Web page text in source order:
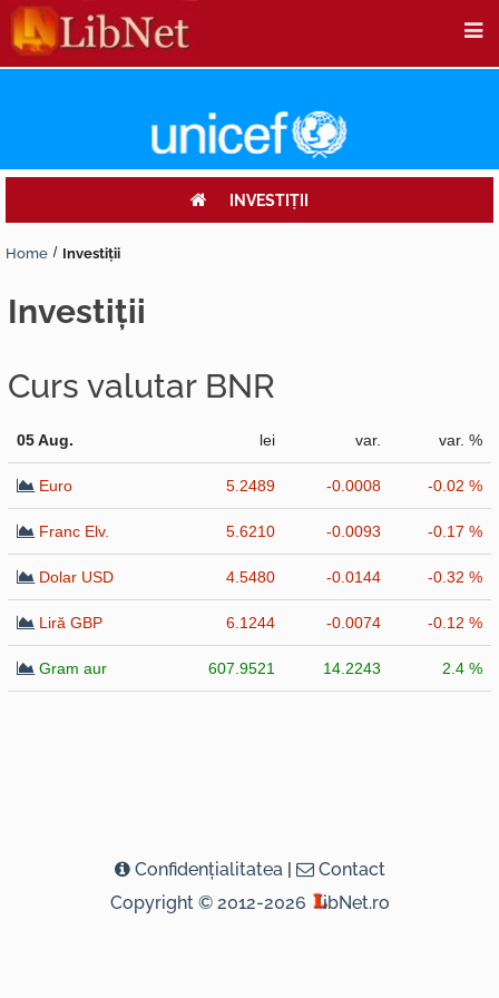
INVESTIŢII
Home Investiţii
investiţii
Curs valutar BNR
05 Aug. lei var. var. %
Euro 5.2489 -0.0008 -0.02 %
Franc Elv. 5.6210 -0.0093 -0.17 %
Dolar USD 4.5480 -0.0144 -0.32 %
Liră GBP 6.1244 -0.0074 -0.12 %
Gram aur 607.9521 14.2243 2.4 %
Confidenţialitatea |
Contact
Copyright © 2012-2026
ibNet.ro